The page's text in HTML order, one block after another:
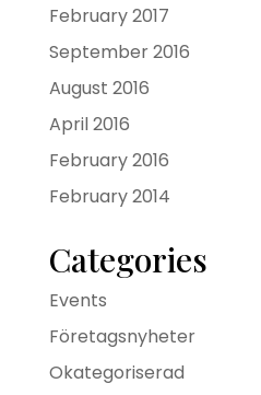
February 2017
September 2016
August 2016
April 2016
February 2016
February 2014
Categories
Events
Företagsnyheter
Okategoriserad